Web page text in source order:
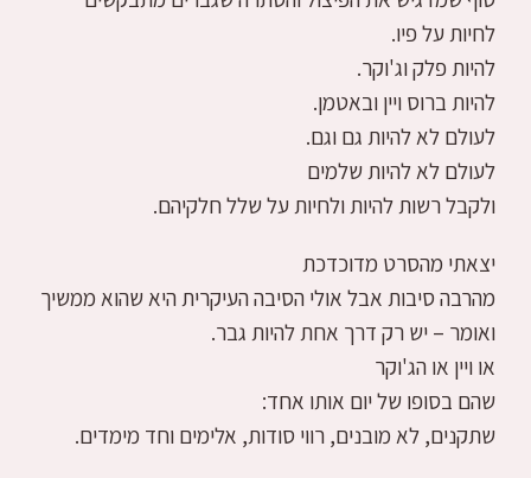
לחיות על פיו.
להיות פלק וג'וקר.
להיות ברוס ויין ובאטמן.
לעולם לא להיות גם וגם.
לעולם לא להיות שלמים
ולקבל רשות להיות ולחיות על שלל חלקיהם.
יצאתי מהסרט מדוכדכת
מהרבה סיבות אבל אולי הסיבה העיקרית היא שהוא ממשיך
ואומר – יש רק דרך אחת להיות גבר.
או ויין או הג'וקר
שהם בסופו של יום אותו אחד:
שתקנים, לא מובנים, רווי סודות, אלימים וחד מימדים.